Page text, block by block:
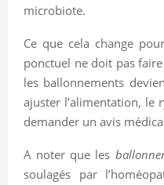
microbiote.
Ce que cela change
ponctuel ne doit pas
les ballonnements
ajuster l’alimentation, le
demander un avis
A noter que les
soulagés par